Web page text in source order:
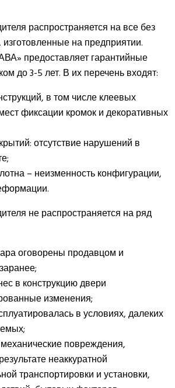
распространяется на все без
на предприятии.
предоставляет гарантийные
до 3-5 лет. В их перечень входят:
в том числе клеевых
фиксации кромок и декоративных
отсутствие нарушений в
– неизменность конфигурации,
не распространяется на ряд
оговорены продавцом и
в конструкцию двери
изменения;
в условиях, далеких
повреждения,
неаккуратной
транспортировки и установки,